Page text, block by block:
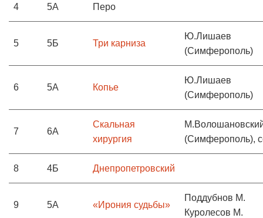
4 5А Перо
5 5Б Три карниза
Ю.Лишаев
(Симферополь)
6 5А Копье
Ю.Лишаев
(Симферополь)
7 6А
Скальная
хирургия
(Симферополь),
8 4Б Днепропетровский
9 5А «Ирония судьбы»
Поддубнов М.
Куролесов М.